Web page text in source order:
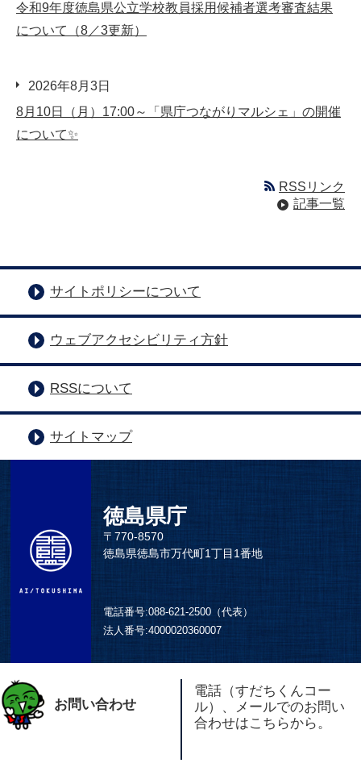
令和9年度徳島県公立学校教員採用候補者選考審査結果
について（8／3更新）
2026年8月3日
8月10日（月）17:00～「県庁つながりマルシェ」の開催
について✨
RSSリンク
記事一覧
サイトポリシーについて
ウェブアクセシビリティ方針
RSSについて
サイトマップ
徳島県庁
〒770-8570
徳島県徳島市万代町1丁目1番地
電話番号:088-621-2500（代表）
法人番号:4000020360007
お問い合わせ
電話（すだちくんコー
ル）、メールでのお問い
合わせはこちらから。